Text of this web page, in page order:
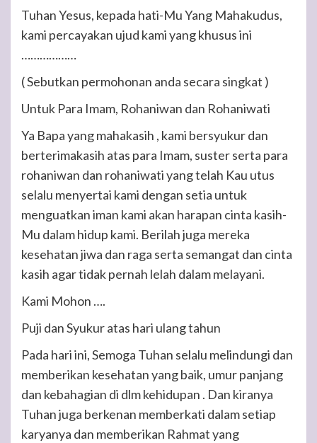
Tuhan Yesus, kepada hati-Mu Yang Mahakudus,
kami percayakan ujud kami yang khusus ini
………………
( Sebutkan permohonan anda secara singkat )
Untuk Para Imam, Rohaniwan dan Rohaniwati
Ya Bapa yang mahakasih , kami bersyukur dan
berterimakasih atas para Imam, suster serta para
rohaniwan dan rohaniwati yang telah Kau utus
selalu menyertai kami dengan setia untuk
menguatkan iman kami akan harapan cinta kasih-
Mu dalam hidup kami. Berilah juga mereka
kesehatan jiwa dan raga serta semangat dan cinta
kasih agar tidak pernah lelah dalam melayani.
Kami Mohon ….
Puji dan Syukur atas hari ulang tahun
Pada hari ini, Semoga Tuhan selalu melindungi dan
memberikan kesehatan yang baik, umur panjang
dan kebahagian di dlm kehidupan . Dan kiranya
Tuhan juga berkenan memberkati dalam setiap
karyanya dan memberikan Rahmat yang